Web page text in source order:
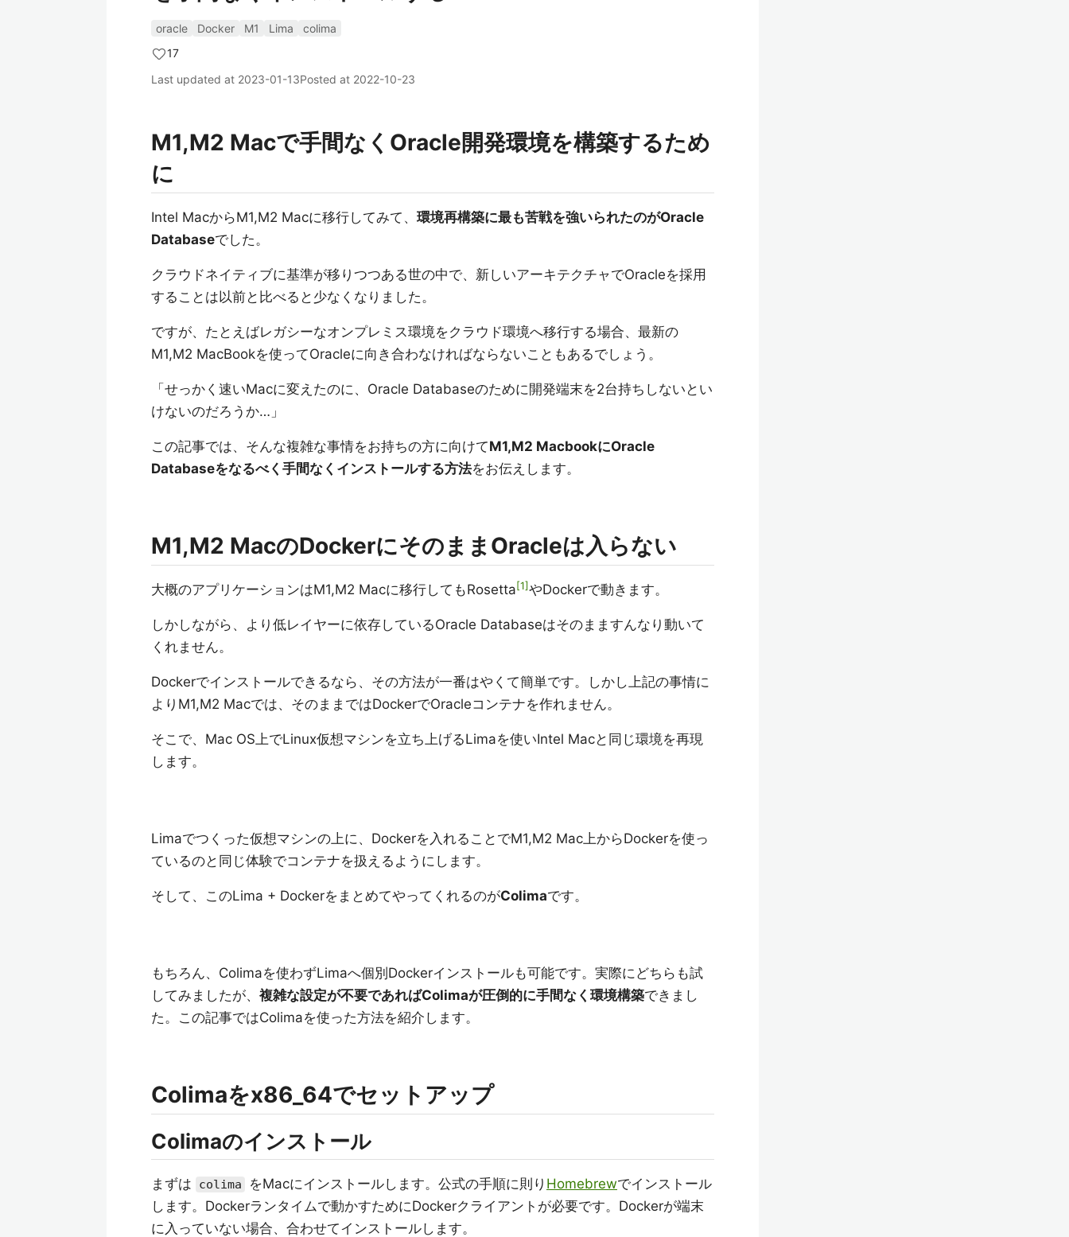
oracle Docker M1 Lima
colima
17
Last updated at 2023-01-13Posted at 2022-10-23
M1,M2 Macで手間なくOracle開発環境を構築するため
に
Intel MacからM1,M2 Macに移行してみて、 環境再構築に最も苦戦を強いられたのがOracle
Databaseでした。
クラウドネイティブに基準が移りつつある世の中で、新しいアーキテクチャでOracleを採用
することは以前と比べると少なくなりました。
ですが、たとえばレガシーなオンプレミス環境をクラウド環境へ移行する場合、最新の
M1,M2 MacBookを使ってOracleに向き合わなければならないこともあるでしょう。
「せっかく速いMacに変えたのに、Oracle Databaseのために開発端末を2台持ちしないとい
けないのだろうか…」
この記事では、そんな複雑な事情をお持ちの方に向けてM1,M2 MacbookにOracle
Databaseをなるべく手間なくインストールする方法をお伝えします。
M1,M2 MacのDockerにそのままOracleは入らない
大概のアプリケーションはM1,M2 Macに移行してもRosetta 1 やDockerで動きます。
しかしながら、より低レイヤーに依存しているOracle Databaseはそのまますんなり動いて
くれません。
Dockerでインストールできるなら、その方法が一番はやくて簡単です。しかし上記の事情に
よりM1,M2 Macでは、そのままではDockerでOracleコンテナを作れません。
そこで、Mac OS上でLinux仮想マシンを立ち上げるLimaを使いIntel Macと同じ環境を再現
します。
Limaでつくった仮想マシンの上に、Dockerを入れることでM1,M2 Mac上からDockerを使っ
ているのと同じ体験でコンテナを扱えるようにします。
そして、このLima + DockerをまとめてやってくれるのがColimaです。
もちろん、Colimaを使わずLimaへ個別Dockerインストールも可能です。実際にどちらも試
してみましたが、 複雑な設定が不要であればColimaが圧倒的に手間なく環境構築できまし
た。この記事ではColimaを使った方法を紹介します。
Colimaをx86_64でセットアップ
Colimaのインストール
まずは colima をMacにインストールします。公式の手順に則り Homebrewでインストール
します。Dockerランタイムで動かすためにDockerクライアントが必要です。Dockerが端末
に入っていない場合、合わせてインストールします。